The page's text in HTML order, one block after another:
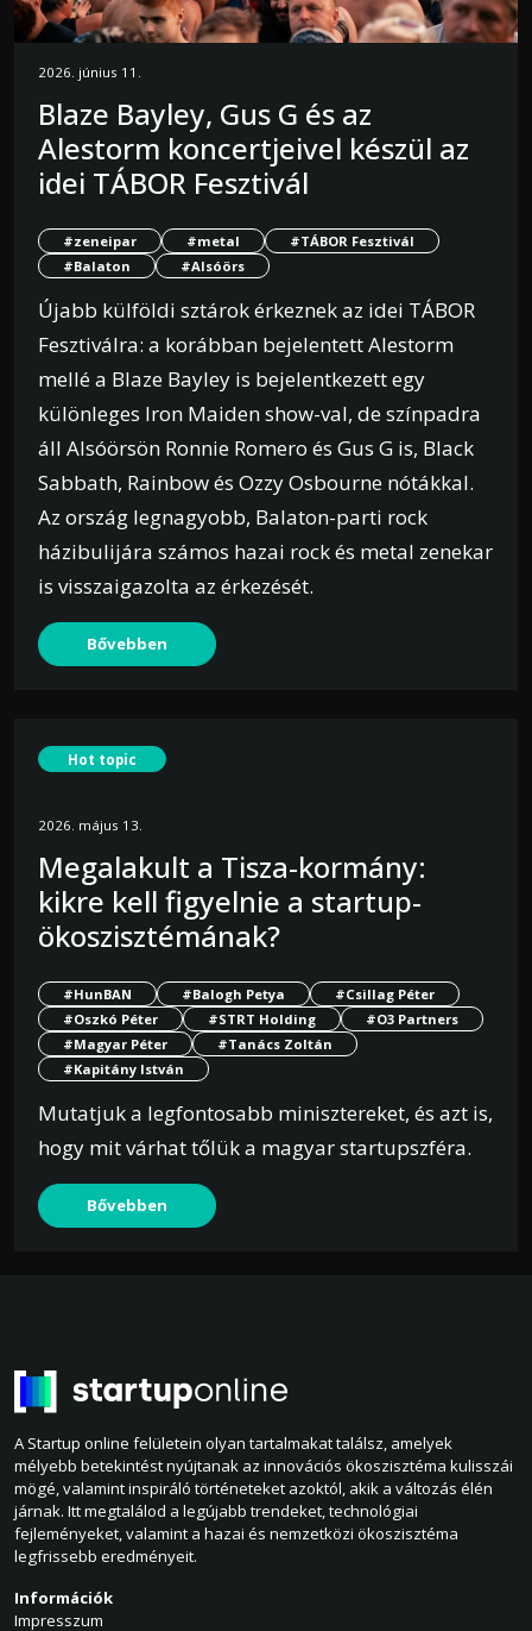
2026. június 11.
Blaze Bayley, Gus G és az
Alestorm koncertjeivel készül az
idei TÁBOR Fesztivál
#zeneipar #metal
#TÁBOR Fesztivál
#Balaton
#Alsóörs
Újabb külföldi sztárok érkeznek az idei TÁBOR
Fesztiválra: a korábban bejelentett Alestorm
mellé a Blaze Bayley is bejelentkezett egy
különleges Iron Maiden show-val, de színpadra
áll Alsóörsön Ronnie Romero és Gus G is, Black
Sabbath, Rainbow és Ozzy Osbourne nótákkal.
Az ország legnagyobb, Balaton-parti rock
házibulijára számos hazai rock és metal zenekar
is visszaigazolta az érkezését.
Bővebben
Hot topic
2026. május 13.
Megalakult a Tisza-kormány:
kikre kell figyelnie a startup-
ökoszisztémának?
#HunBAN #Balogh Petya
#Csillag Péter
#Oszkó Péter
#STRT Holding
#O3 Partners
#Magyar Péter
#Tanács Zoltán
#Kapitány István
Mutatjuk a legfontosabb minisztereket, és azt is,
hogy mit várhat tőlük a magyar startupszféra.
Bővebben
A Startup online felületein olyan tartalmakat találsz, amelyek
mélyebb betekintést nyújtanak az innovációs ökoszisztéma kulisszái
mögé, valamint inspiráló történeteket azoktól, akik a változás élén
járnak. Itt megtalálod a legújabb trendeket, technológiai
fejleményeket, valamint a hazai és nemzetközi ökoszisztéma
legfrissebb eredményeit.
Információk
Impresszum